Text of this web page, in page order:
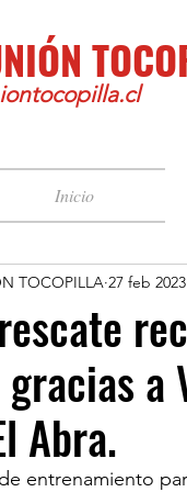
Inicio
Abra.
TOCOPILLA 27 feb 2023
entrenamiento